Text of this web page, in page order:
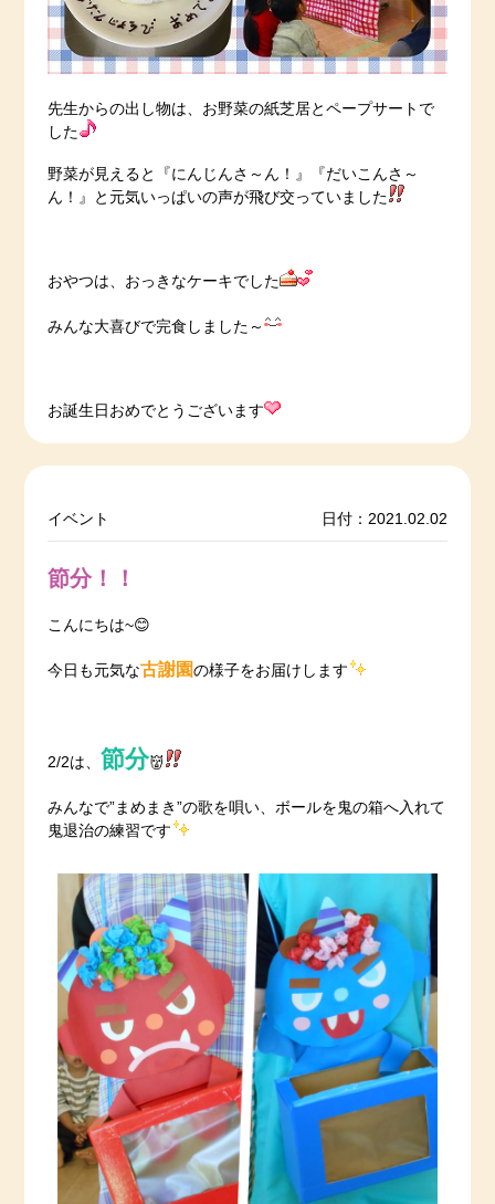
先生からの出し物は、お野菜の紙芝居とペープサートで
した
野菜が見えると『にんじんさ～ん！』『だいこんさ～
ん！』と元気いっぱいの声が飛び交っていました
おやつは、おっきなケーキでした
みんな大喜びで完食しました～
お誕生日おめでとうございます
イベント 日付：2021.02.02
節分！！
こんにちは~😊
今日も元気な古謝園の様子をお届けします
2/2は、 節分👹
みんなで”まめまき”の歌を唄い、ボールを鬼の箱へ入れて
鬼退治の練習です